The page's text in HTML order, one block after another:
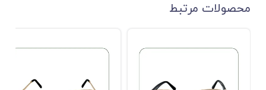
محصولات مرتبط